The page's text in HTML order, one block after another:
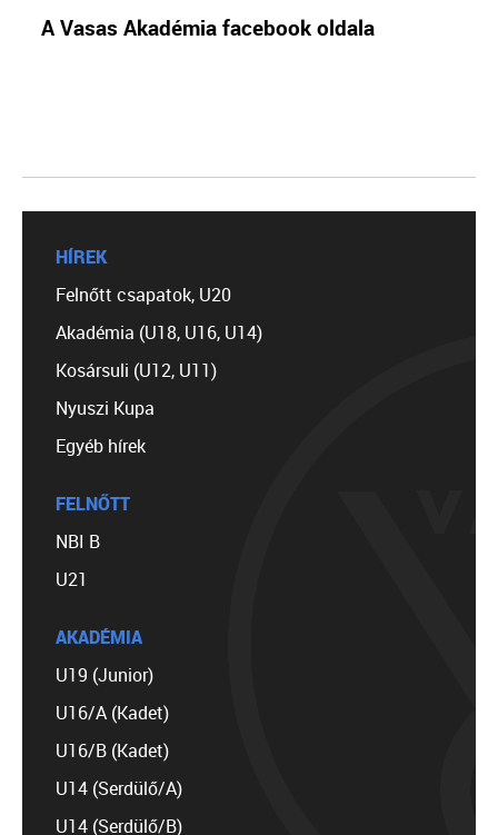
A Vasas Akadémia facebook oldala
HÍREK
Felnőtt csapatok, U20
Akadémia (U18, U16, U14)
Kosársuli (U12, U11)
Nyuszi Kupa
Egyéb hírek
FELNŐTT
NBI B
U21
AKADÉMIA
U19 (Junior)
U16/A (Kadet)
U16/B (Kadet)
U14 (Serdülő/A)
U14 (Serdülő/B)